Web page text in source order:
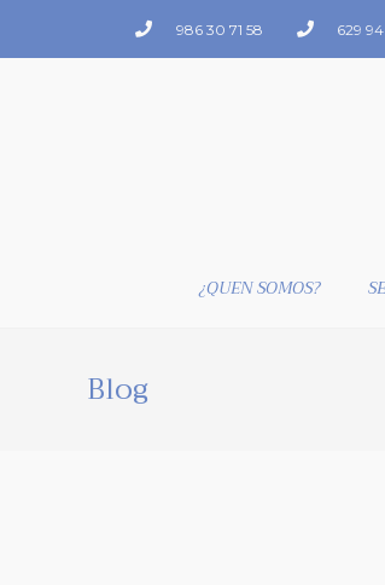
986 30 71 58 629
¿QUEN SOMOS?
Blog